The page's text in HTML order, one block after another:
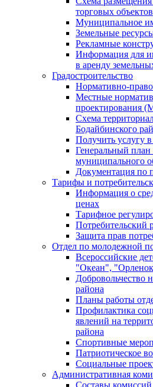
торговых объектов
Муниципальное
Земельные
Рекламные
Информация для
в аренду
Градостроительство
Нормативно-
Местные
проектирования
Схема
Бодайбинского
Получить услугу в
Генеральный
муниципального
Документация по
Тарифы и
Информация о
ценах
Тарифное
Потребительский
Защита прав
Отдел по молодежной
Всероссийские
"Океан",
Добровольчество
района
Планы работы
Профилактика
явлений на
района
Спортивные
Патриотическое
Социальные
Административная
Составы комиссий